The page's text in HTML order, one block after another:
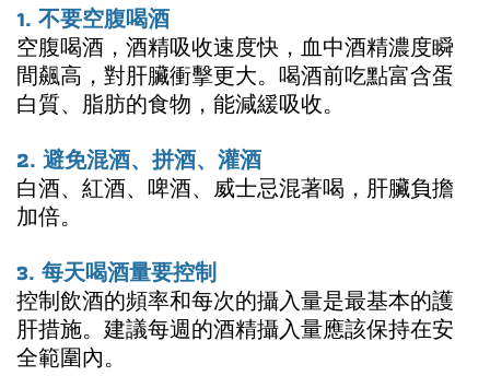
1. 不要空腹喝酒
空腹喝酒，酒精吸收速度快，血中酒精濃度瞬
間飆高，對肝臟衝擊更大。喝酒前吃點富含蛋
白質、脂肪的食物，能減緩吸收。
2. 避免混酒、拼酒、灌酒
白酒、紅酒、啤酒、威士忌混著喝，肝臟負擔
加倍。
3. 每天喝酒量要控制
控制飲酒的頻率和每次的攝入量是最基本的護
肝措施。建議每週的酒精攝入量應該保持在安
全範圍內。